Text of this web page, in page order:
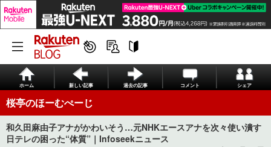
ホーム 新しい記事 過去の記事 コメント シェア
桜亭のほーむぺーじ
和久田麻由子アナがかわいそう…元NHKエースアナを次々使い潰す
日テレの困った“体質”｜Infoseekニュース